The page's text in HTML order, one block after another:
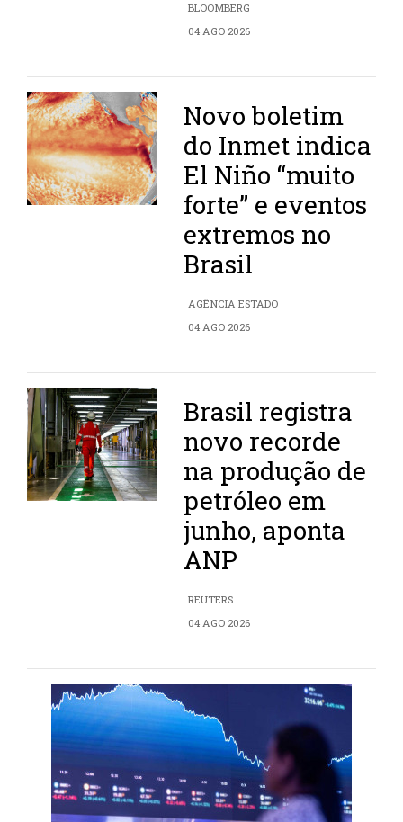
BLOOMBERG
04 AGO 2026
Novo boletim
do Inmet indica
El Niño “muito
forte” e eventos
extremos no
Brasil
AGÊNCIA ESTADO
04 AGO 2026
Brasil registra
novo recorde
na produção de
petróleo em
junho, aponta
ANP
REUTERS
04 AGO 2026